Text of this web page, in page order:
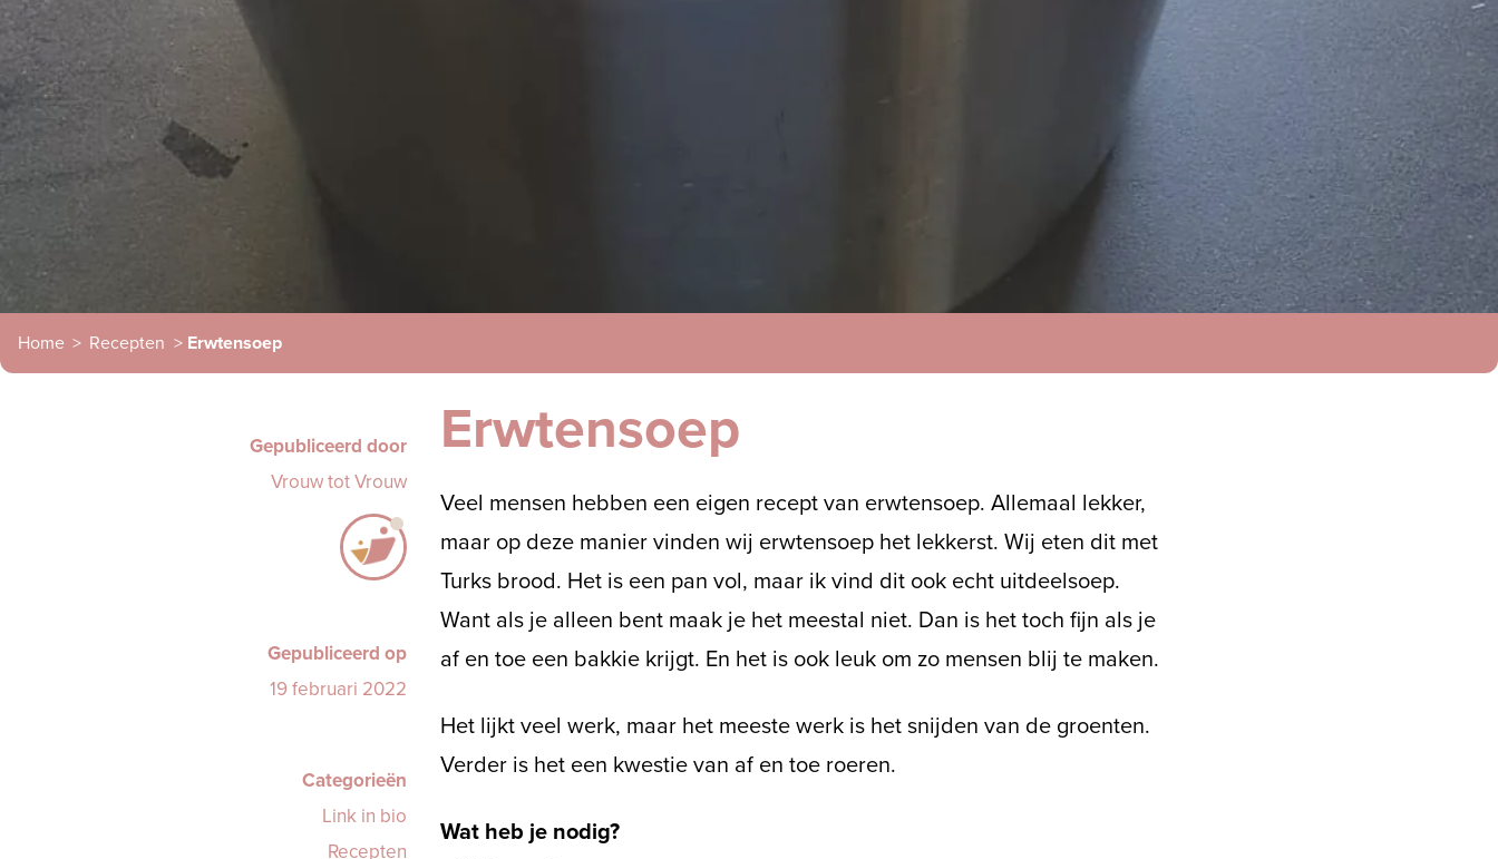
Home > Recepten > Erwtensoep
Gepubliceerd door
Vrouw tot Vrouw
Gepubliceerd op
19 februari 2022
Categorieën
Link in bio
Recepten
Erwtensoep
Veel mensen hebben een eigen recept van erwtensoep. Allemaal lekker,
maar op deze manier vinden wij erwtensoep het lekkerst. Wij eten dit met
Turks brood. Het is een pan vol, maar ik vind dit ook echt uitdeelsoep.
Want als je alleen bent maak je het meestal niet. Dan is het toch fijn als je
af en toe een bakkie krijgt. En het is ook leuk om zo mensen blij te maken.
Het lijkt veel werk, maar het meeste werk is het snijden van de groenten.
Verder is het een kwestie van af en toe roeren.
Wat heb je nodig?